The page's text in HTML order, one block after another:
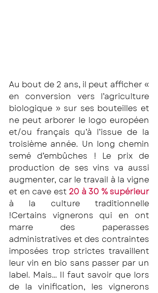
Au bout de 2 ans, il peut afficher «
en conversion vers l’agriculture
biologique » sur ses bouteilles et
ne peut arborer le logo européen
et/ou français qu’à l’issue de la
troisième année. Un long chemin
semé d’embûches ! Le prix de
production de ses vins va aussi
augmenter, car le travail à la vigne
et en cave est 20 à 30 % supérieur
à la culture traditionnelle
!Certains vignerons qui en ont
marre des paperasses
administratives et des contraintes
imposées trop strictes travaillent
leur vin en bio sans passer par un
label. Mais… Il faut savoir que lors
de la vinification, les vignerons